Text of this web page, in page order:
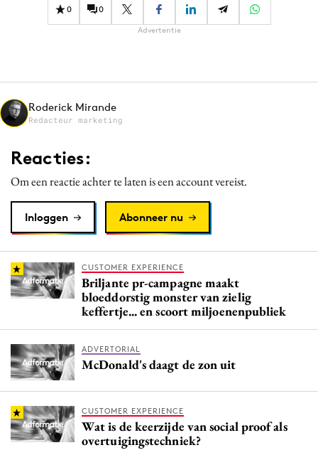
Effectiviteit
Martech
Media
PR
Programmatic
Purpose Marketing
Reputatie & crisis
0 0
Advertentie
Roderick Mirande
Redacteur marketing
Reacties:
Om een reactie achter te laten is een account vereist.
Inloggen Abonneer nu
CUSTOMER EXPERIENCE
Briljante pr-campagne maakt
bloeddorstig monster van zielig
keffertje... en scoort miljoenenpubliek
ADVERTORIAL
McDonald's daagt de zon uit
CUSTOMER EXPERIENCE
Wat is de keerzijde van social proof als
overtuigingstechniek?